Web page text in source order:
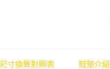
尺寸換算對照表 鞋墊介紹